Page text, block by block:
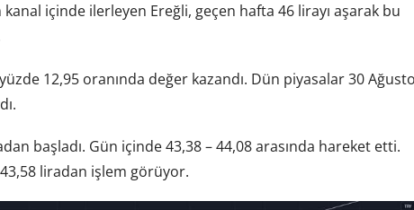
kanal içinde ilerleyen Ereğli, geçen hafta 46 lirayı aşarak bu
12,95 oranında değer kazandı. Dün piyasalar 30
başladı. Gün içinde 43,38 – 44,08 arasında hareket etti.
43,58 liradan işlem görüyor.